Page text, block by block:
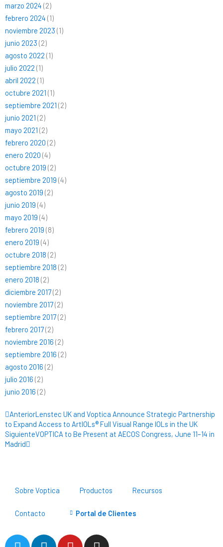
marzo 2024 (2)
febrero 2024 (1)
noviembre 2023 (1)
junio 2023 (2)
agosto 2022 (1)
julio 2022 (1)
abril 2022 (1)
octubre 2021 (1)
septiembre 2021 (2)
junio 2021 (2)
mayo 2021 (2)
febrero 2020 (2)
enero 2020 (4)
octubre 2019 (2)
septiembre 2019 (4)
agosto 2019 (2)
junio 2019 (4)
mayo 2019 (4)
febrero 2019 (8)
enero 2019 (4)
octubre 2018 (2)
septiembre 2018 (2)
enero 2018 (2)
diciembre 2017(2)
noviembre 2017(2)
septiembre 2017(2)
febrero 2017(2)
noviembre 2016 (2)
septiembre 2016 (2)
agosto 2016 (2)
julio 2016 (2)
junio 2016 (2)
Ant
AnteriorLenstec UK and Voptica Announce Strategic Partnership
to Expand Access to ArtIOLs® Full Visual Range IOLs in the UK
SiguienteVOPTICA to Be Present at AECOS Congress, June 11–14 in
Madrid
Siguiente
Sobre Voptica Productos Recursos
Contacto Portal de Clientes
T
L
Y
I